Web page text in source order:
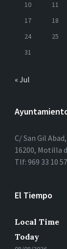
10
11
17
18
24
25
31
« Jul
C/ San Gil Abad,
16200, Motilla
Tlf: 969 33 10 57
El Tiempo
Local Time
Today